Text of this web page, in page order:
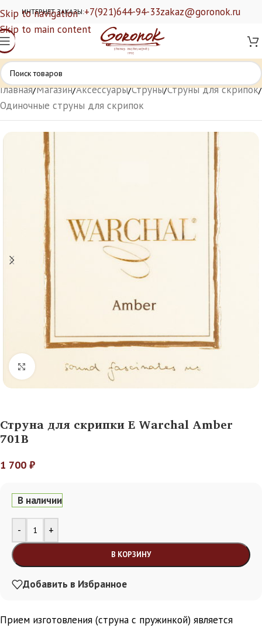
Skip to navigation
Skip to main content
ИНТЕРНЕТ ЗАКАЗЫ:+7(921)644-94-33zakaz@goronok.ru
Главная/Магазин/Аксессуары/Струны/Струны для скрипок/
Одиночные струны для скрипок
Нажмите, чтобы увеличить
Струна для скрипки E Warchal Amber
701B
1 700 ₽
В наличии
- +
В КОРЗИНУ
Alternative:
Добавить в Избранное
Прием изготовления (струна с пружинкой) является